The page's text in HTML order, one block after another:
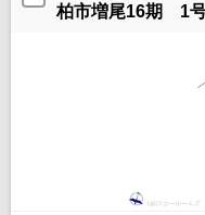
柏市増尾16期 1